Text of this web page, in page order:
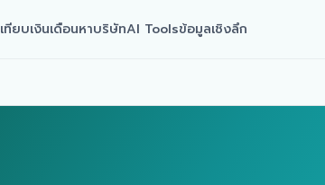
เทียบเงินเดือนหาบริษัทAI Toolsข้อมูลเชิงลึก